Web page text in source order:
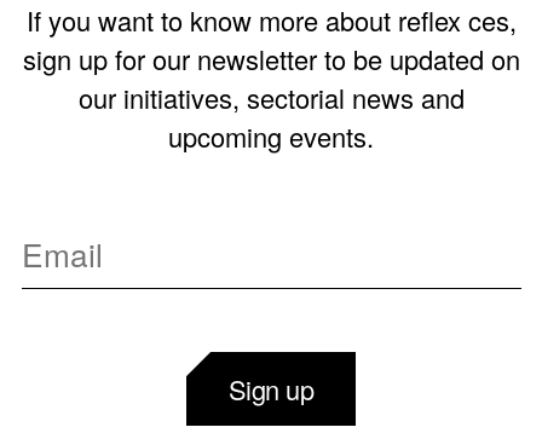
If you want to know more about reflex ces,
sign up for our newsletter to be updated on
our initiatives, sectorial news and
upcoming events.
Sign up